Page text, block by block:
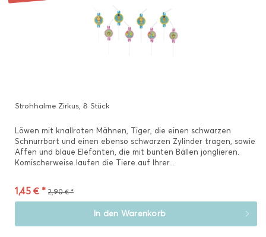
Strohhalme Zirkus, 8 Stück
Löwen mit knallroten Mähnen, Tiger, die einen schwarzen
Schnurrbart und einen ebenso schwarzen Zylinder tragen, sowie
Affen und blaue Elefanten, die mit bunten Bällen jonglieren.
Komischerweise laufen die Tiere auf Ihrer...
1,45 € * 2,90 € *
In den Warenkorb